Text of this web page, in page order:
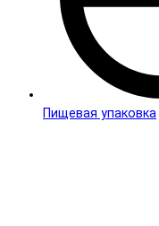
Пищевая упаковка